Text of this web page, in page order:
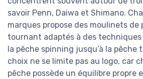
savoir Penn, Daiwa et Shimano.
marques propose des moulinets de
tournant adaptés à des
la pêche spinning jusqu’à la pêche
choix ne se limite pas au logo, car
pêche possède un équilibre propre